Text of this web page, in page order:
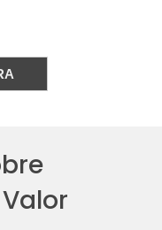
Respiratórias:
poluentes e